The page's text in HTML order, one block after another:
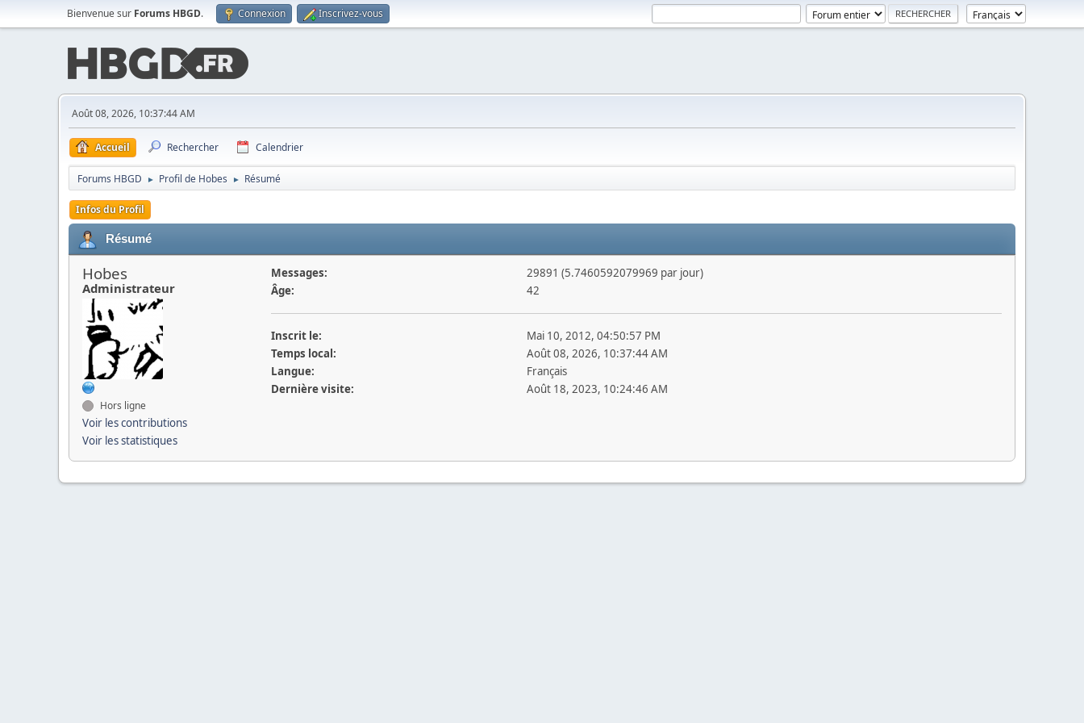
Bienvenue sur Forums HBGD. Connexion Inscrivez-vous
Août 08, 2026, 10:37:44 AM
Accueil Rechercher Calendrier
Forums HBGD ► Profil de Hobes ► Résumé
Infos du Profil
Résumé
Hobes
Administrateur
Hors ligne
Voir les contributions
Voir les statistiques
Messages:
29891 (5.7460592079969 par jour)
Âge:
42
Inscrit le:
Mai 10, 2012, 04:50:57 PM
Temps local:
Août 08, 2026, 10:37:44 AM
Langue:
Français
Dernière visite:
Août 18, 2023, 10:24:46 AM